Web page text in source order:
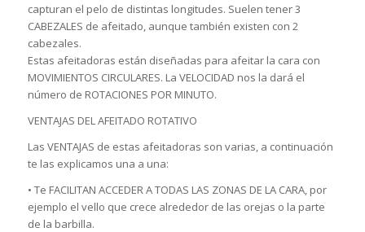
capturan el pelo de distintas longitudes. Suelen tener 3
CABEZALES de afeitado, aunque también existen con 2
cabezales.
Estas afeitadoras están diseñadas para afeitar la cara con
MOVIMIENTOS CIRCULARES. La VELOCIDAD nos la dará el
número de ROTACIONES POR MINUTO.
VENTAJAS DEL AFEITADO ROTATIVO
Las VENTAJAS de estas afeitadoras son varias, a continuación
te las explicamos una a una:
• Te FACILITAN ACCEDER A TODAS LAS ZONAS DE LA CARA, por
ejemplo el vello que crece alrededor de las orejas o la parte
de la barbilla.